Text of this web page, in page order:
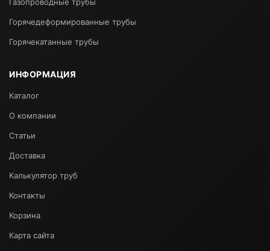
Газопроводные трубы
Горячедеформированные трубы
Горячекатанные трубы
ИНФОРМАЦИЯ
Каталог
О компании
Статьи
Доставка
Калькулятор труб
Контакты
Корзина
Карта сайта